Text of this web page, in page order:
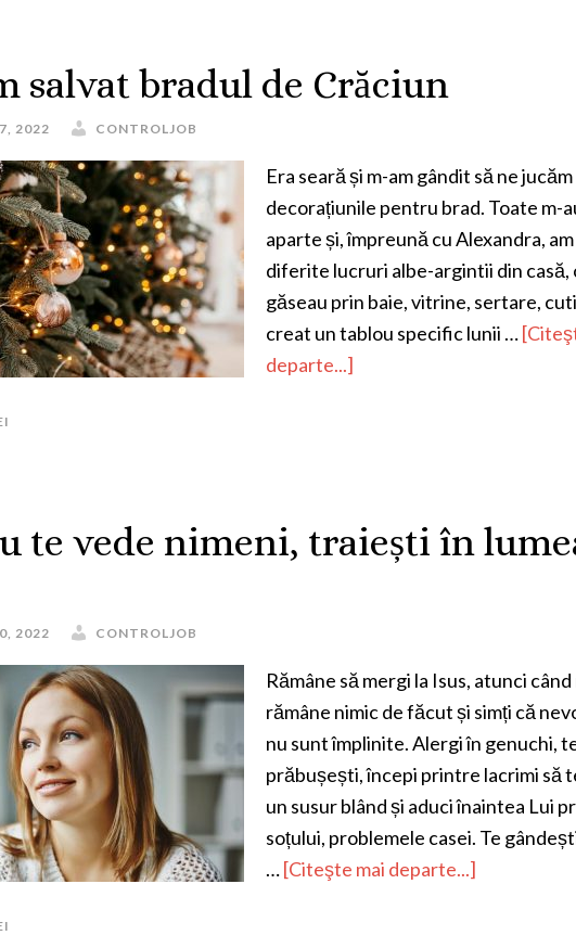
salvat bradul de Crăciun
2022 CONTROLJOB
Era seară și m-am gândit să ne
decorațiunile pentru brad. Toate m-
aparte și, împreună cu Alexandra, am
diferite lucruri albe-argintii din casă,
găseau prin baie, vitrine, sertare,
creat un tablou specific lunii …
departe...]
te vede nimeni, traiești în
2022 CONTROLJOB
Rămâne să mergi la Isus, atunci când
rămâne nimic de făcut și simți că
nu sunt împlinite. Alergi în genuchi,
prăbușești, începi printre lacrimi să
un susur blând și aduci înaintea Lui
soțului, problemele casei. Te
…[Citeşte mai departe...]